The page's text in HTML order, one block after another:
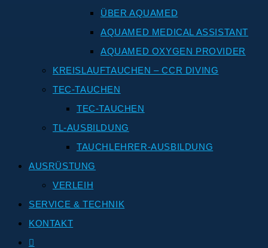
ÜBER AQUAMED
AQUAMED MEDICAL ASSISTANT
AQUAMED OXYGEN PROVIDER
KREISLAUFTAUCHEN – CCR DIVING
TEC-TAUCHEN
TEC-TAUCHEN
TL-AUSBILDUNG
TAUCHLEHRER-AUSBILDUNG
AUSRÜSTUNG
VERLEIH
SERVICE & TECHNIK
KONTAKT